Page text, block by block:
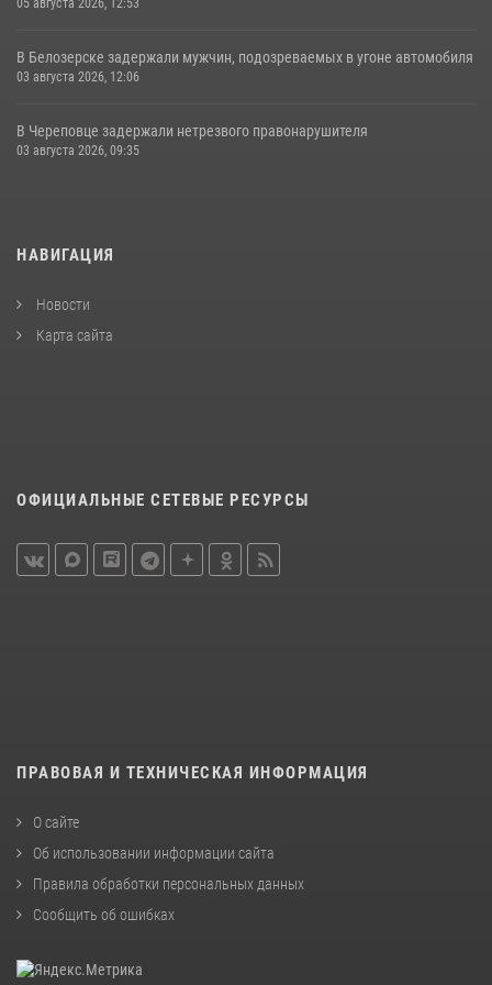
05 августа 2026, 12:53
В Белозерске задержали мужчин, подозреваемых в угоне автомобиля
03 августа 2026, 12:06
В Череповце задержали нетрезвого правонарушителя
03 августа 2026, 09:35
НАВИГАЦИЯ
Новости
Карта сайта
ОФИЦИАЛЬНЫЕ СЕТЕВЫЕ РЕСУРСЫ
ПРАВОВАЯ И ТЕХНИЧЕСКАЯ ИНФОРМАЦИЯ
О сайте
Об использовании информации сайта
Правила обработки персональных данных
Сообщить об ошибках